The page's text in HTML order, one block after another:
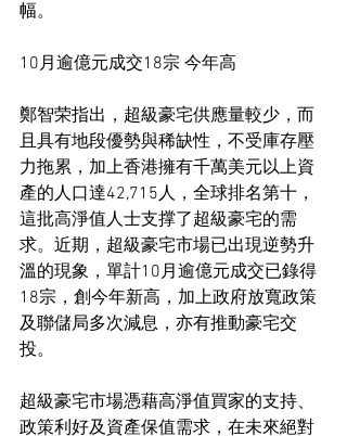
幅。
10月逾億元成交18宗 今年高
鄭智荣指出，超級豪宅供應量較少，而
且具有地段優勢與稀缺性，不受庫存壓
力拖累，加上香港擁有千萬美元以上資
產的人口達42,715人，全球排名第十，
這批高淨值人士支撑了超級豪宅的需
求。近期，超級豪宅市場已出現逆勢升
溫的現象，單計10月逾億元成交已錄得
18宗，創今年新高，加上政府放寬政策
及聯儲局多次減息，亦有推動豪宅交
投。
超級豪宅市場憑藉高淨值買家的支持、
政策利好及資產保值需求，在未來絕對